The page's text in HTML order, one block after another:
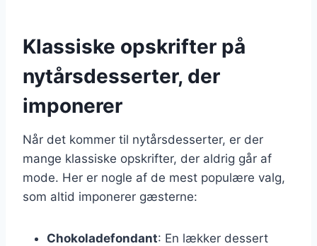
Klassiske opskrifter på
nytårsdesserter, der
imponerer
Når det kommer til nytårsdesserter, er der
mange klassiske opskrifter, der aldrig går af
mode. Her er nogle af de mest populære valg,
som altid imponerer gæsterne:
Chokoladefondant: En lækker dessert